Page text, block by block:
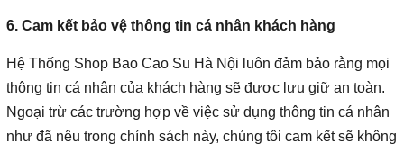
6. Cam kết bảo vệ thông tin cá nhân khách hàng
Hệ Thống Shop Bao Cao Su Hà Nội luôn đảm bảo rằng mọi
thông tin cá nhân của khách hàng sẽ được lưu giữ an toàn.
Ngoại trừ các trường hợp về việc sử dụng thông tin cá nhân
như đã nêu trong chính sách này, chúng tôi cam kết sẽ không